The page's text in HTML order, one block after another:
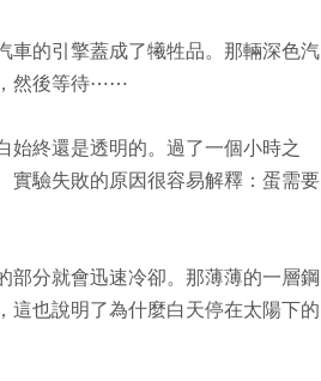
車的引擎蓋成了犧牲品。那輛深色汽
，然後等待⋯⋯
始終還是透明的。過了一個小時之
實驗失敗的原因很容易解釋：蛋需要
部分就會迅速冷卻。那薄薄的一層鋼
這也說明了為什麼白天停在太陽下的